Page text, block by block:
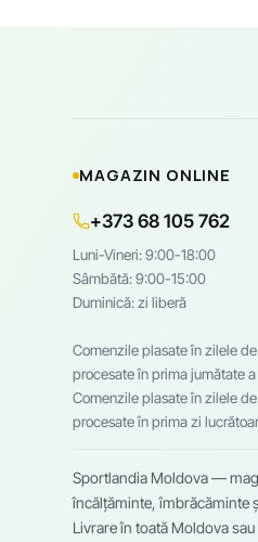
MAGAZIN ONLINE
+373 68 105 762
Luni-Vineri: 9:00-18:00
Sâmbătă: 9:00-15:00
Duminică: zi liberă
Comenzile plasate în zilele
procesate în prima jumătate
Comenzile plasate în zilele
procesate în prima zi
Sportlandia Moldova —
încălțăminte, îmbrăcăminte
Livrare în toată Moldova